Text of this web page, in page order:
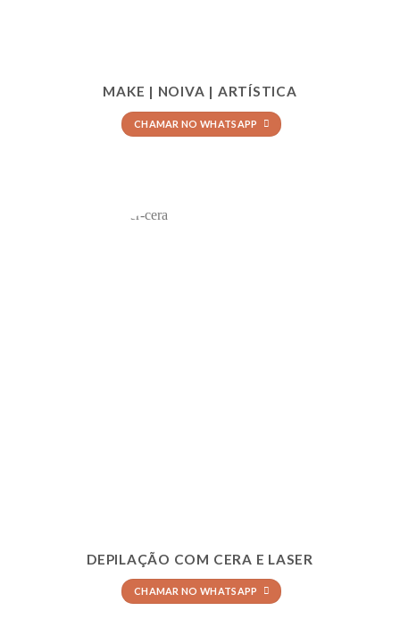
MAKE | NOIVA | ARTÍSTICA
CHAMAR NO WHATSAPP
DEPILAÇÃO COM CERA E LASER
CHAMAR NO WHATSAPP